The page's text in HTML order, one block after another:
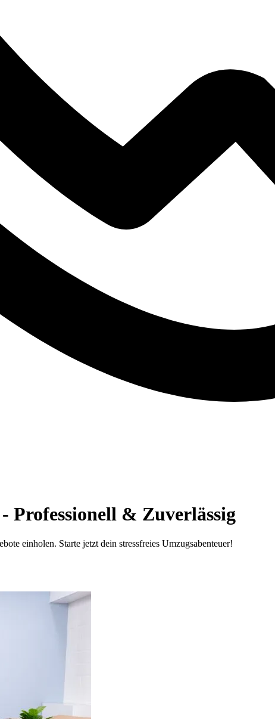
Professionell & Zuverlässig
einholen. Starte jetzt dein stressfreies Umzugsabenteuer!